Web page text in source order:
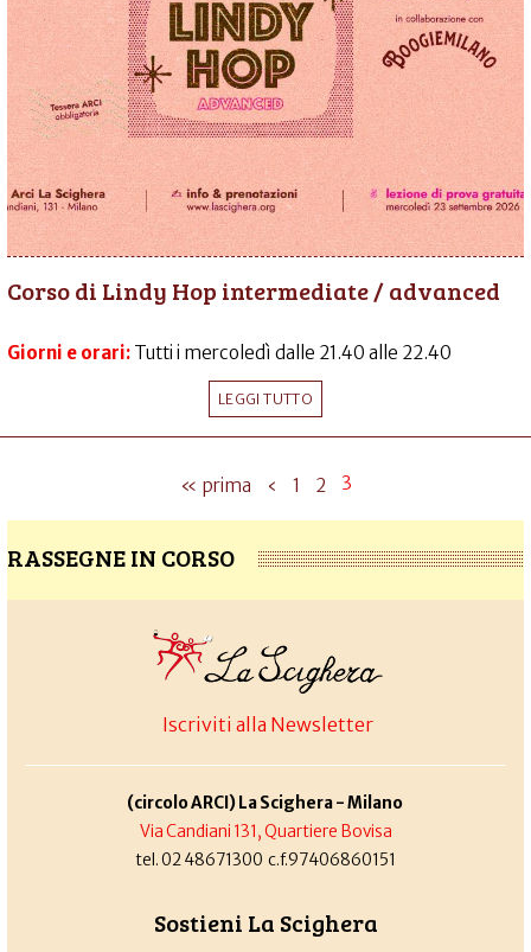
Corso di Lindy Hop intermediate / advanced
Giorni e orari: Tutti i mercoledì dalle 21.40 alle 22.40
LEGGI TUTTO
« prima ‹ 1 2 3
RASSEGNE IN CORSO
Iscriviti alla Newsletter
(circolo ARCI) La Scighera - Milano
Via Candiani 131, Quartiere Bovisa
tel. 02 48671300 c.f.97406860151
Sostieni La Scighera